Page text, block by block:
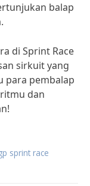
balap
di Sprint Race
sirkuit yang
para pembalap
dan
sprint race